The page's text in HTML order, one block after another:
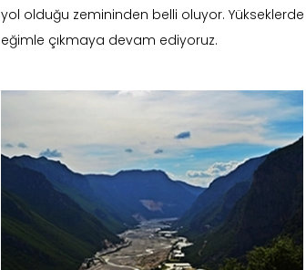
yol olduğu zemininden belli oluyor.
eğimle çıkmaya devam ediyoruz.